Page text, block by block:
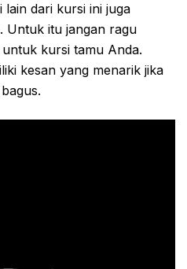
dari kursi ini juga
Untuk itu jangan ragu
kursi tamu Anda.
kesan yang menarik jika